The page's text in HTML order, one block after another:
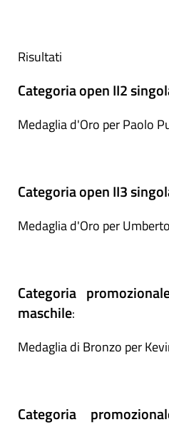
Risultati
Categoria open II2
Medaglia d'Oro per Paolo
Categoria open II3
Medaglia d'Oro per
Categoria
maschile:
Medaglia di Bronzo per
Categoria